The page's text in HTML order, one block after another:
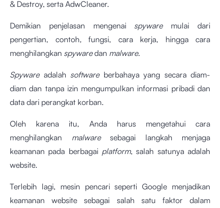
& Destroy, serta AdwCleaner.
Demikian penjelasan mengenai spywaremulai dari
pengertian, contoh, fungsi, cara kerja, hingga cara
menghilangkan spywaredan malware.
Spywareadalah softwareberbahaya yang secara diam-
diam dan tanpa izin mengumpulkan informasi pribadi dan
data dari perangkat korban.
Oleh karena itu, Anda harus mengetahui cara
menghilangkan malwaresebagai langkah menjaga
keamanan pada berbagai platform, salah satunya adalah
website.
Terlebih lagi, mesin pencari seperti Google menjadikan
keamanan website sebagai salah satu faktor dalam